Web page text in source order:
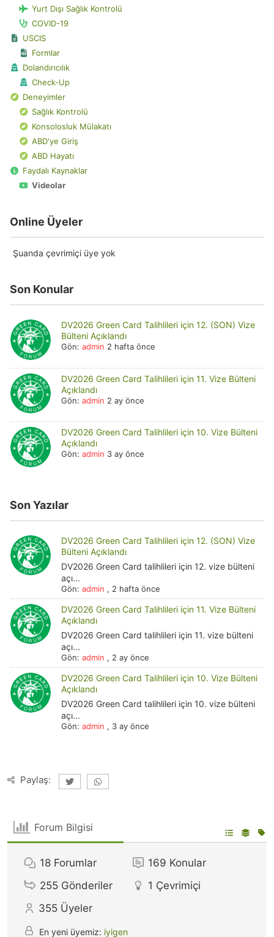
Yurt Dışı Sağlık Kontrolü
COVID-19
USCIS
Formlar
Dolandırıcılık
Check-Up
Deneyimler
Sağlık Kontrolü
Konsolosluk Mülakatı
ABD'ye Giriş
ABD Hayatı
Faydalı Kaynaklar
Videolar
Online Üyeler
Şuanda çevrimiçi üye yok
Son Konular
DV2026 Green Card Talihlileri için 12. (SON) Vize
Bülteni Açıklandı
Gön: admin 2 hafta önce
DV2026 Green Card Talihlileri için 11. Vize Bülteni
Açıklandı
Gön: admin 2 ay önce
DV2026 Green Card Talihlileri için 10. Vize Bülteni
Açıklandı
Gön: admin 3 ay önce
Son Yazılar
DV2026 Green Card Talihlileri için 12. (SON) Vize
Bülteni Açıklandı
DV2026 Green Card talihlileri için 12. vize bülteni
açı...
Gön: admin , 2 hafta önce
DV2026 Green Card Talihlileri için 11. Vize Bülteni
Açıklandı
DV2026 Green Card talihlileri için 11. vize bülteni
açı...
Gön: admin , 2 ay önce
DV2026 Green Card Talihlileri için 10. Vize Bülteni
Açıklandı
DV2026 Green Card talihlileri için 10. vize bülteni
açı...
Gön: admin , 3 ay önce
Paylaş:
Forum Bilgisi
18 Forumlar 169 Konular
255 Gönderiler 1 Çevrimiçi
355 Üyeler
En yeni üyemiz: iyigen